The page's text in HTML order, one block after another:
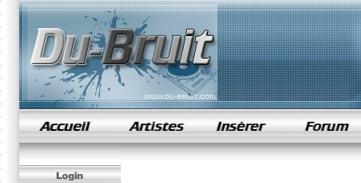
samples de rap